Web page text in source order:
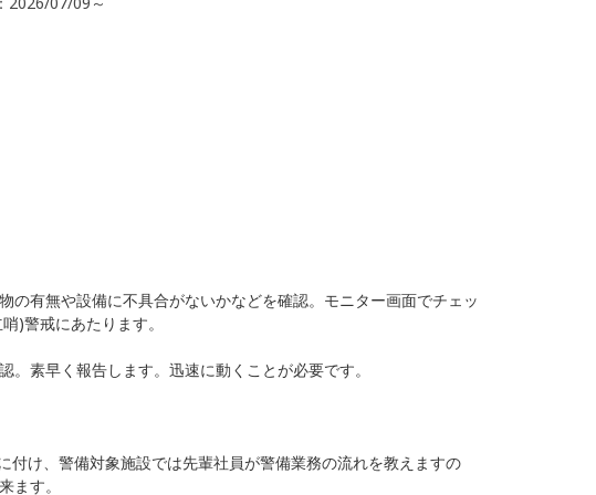
の有無や設備に不具合がないかなどを確認。モニター画面でチェッ
)警戒にあたります。
素早く報告します。迅速に動くことが必要です。
付け、警備対象施設では先輩社員が警備業務の流れを教えますの
ます。